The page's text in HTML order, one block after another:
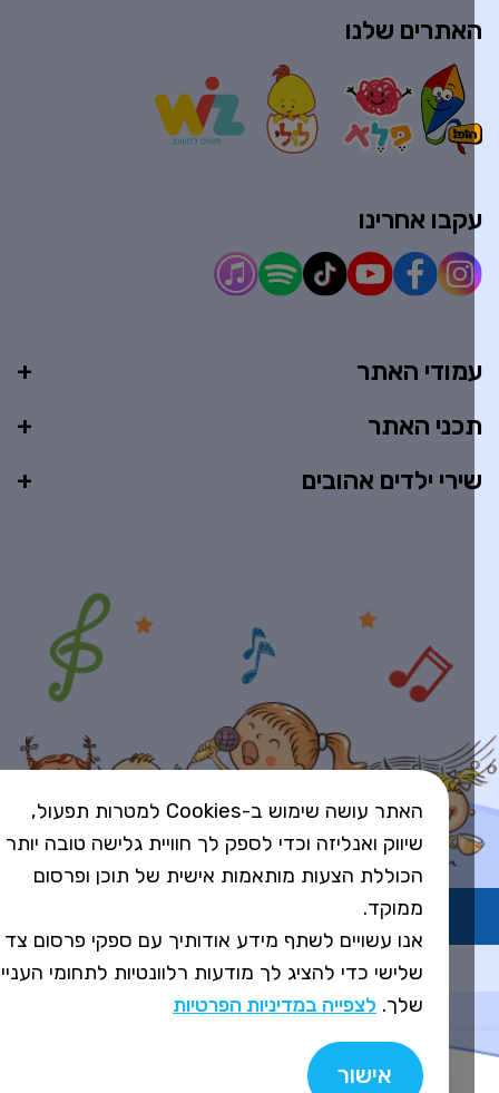
האתר
האתר
ילדים אהובים
שלנו
אחרינו
Design&Code by Elevate
האתר עושה שימוש ב-Cookies למטרות תפעול,
שיווק ואנליזה וכדי לספק לך חוויית גלישה טובה יותר
הכוללת הצעות מותאמות אישית של תוכן ופרסום
ממוקד.
אנו עשויים לשתף מידע אודותיך עם ספקי פרסום צד
שלישי כדי להציג לך מודעות רלוונטיות לתחומי העניין
שלך.לצפייה במדיניות הפרטיות
אישור